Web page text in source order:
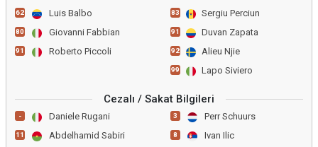
62 Luis Balbo
80 Giovanni Fabbian
91 Roberto Piccoli
83 Sergiu Perciun
91 Duvan Zapata
92 Alieu Njie
99 Lapo Siviero
Cezalı / Sakat Bilgileri
- Daniele Rugani
11 Abdelhamid Sabiri
3 Perr Schuurs
8 Ivan Ilic